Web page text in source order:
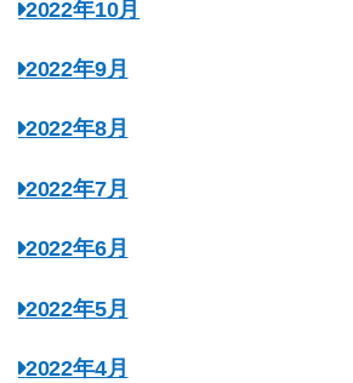
2022年10月
2022年9月
2022年8月
2022年7月
2022年6月
2022年5月
2022年4月